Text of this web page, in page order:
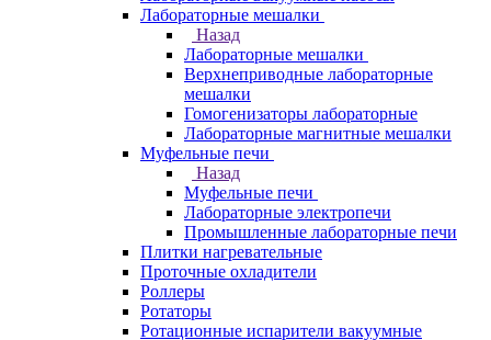
Лабораторные мешалки
Назад
Лабораторные мешалки
Верхнеприводные лабораторные
мешалки
Гомогенизаторы лабораторные
Лабораторные магнитные мешалки
Муфельные печи
Назад
Муфельные печи
Лабораторные электропечи
Промышленные лабораторные печи
Плитки нагревательные
Проточные охладители
Роллеры
Ротаторы
Ротационные испарители вакуумные